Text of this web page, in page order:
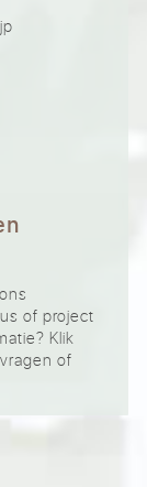
of project
Klik
of